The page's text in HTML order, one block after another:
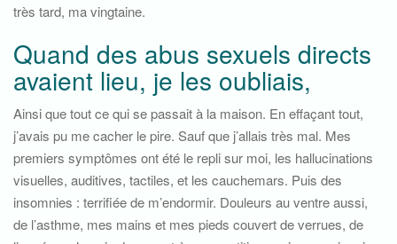
très tard, ma vingtaine.
Quand des abus sexuels directs
avaient lieu, je les oubliais,
Ainsi que tout ce qui se passait à la maison. En effaçant tout,
j’avais pu me cacher le pire. Sauf que j’allais très mal. Mes
premiers symptômes ont été le repli sur moi, les hallucinations
visuelles, auditives, tactiles, et les cauchemars. Puis des
insomnies : terrifiée de m’endormir. Douleurs au ventre aussi,
de l’asthme, mes mains et mes pieds couvert de verrues, de